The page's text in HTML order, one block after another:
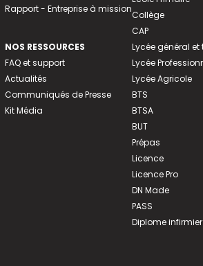
Rapport - Entreprise à mission
NOS RESSOURCES
FAQ et support
Actualités
Communiqués de Presse
Kit Média
Collège
CAP
Lycée général
Lycée
Lycée Agricole
BTS
BTSA
BUT
Prépas
Licence
Licence Pro
DN Made
PASS
Diplome infirmier